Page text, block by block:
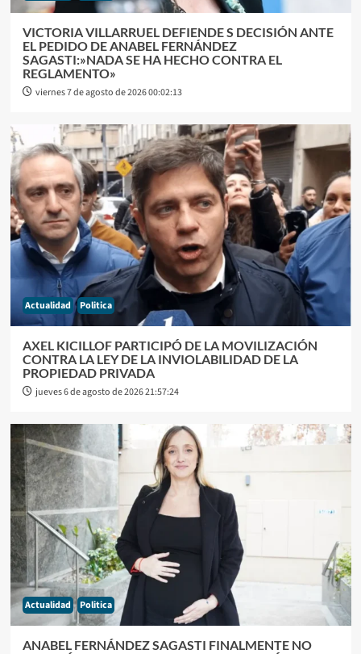
VICTORIA VILLARRUEL DEFIENDE S DECISIÓN ANTE
EL PEDIDO DE ANABEL FERNÁNDEZ
SAGASTI:»NADA SE HA HECHO CONTRA EL
REGLAMENTO»
viernes 7 de agosto de 2026 00:02:13
Actualidad Politica
AXEL KICILLOF PARTICIPÓ DE LA MOVILIZACIÓN
CONTRA LA LEY DE LA INVIOLABILIDAD DE LA
PROPIEDAD PRIVADA
jueves 6 de agosto de 2026 21:57:24
Actualidad Politica
ANABEL FERNÁNDEZ SAGASTI FINALMENTE NO